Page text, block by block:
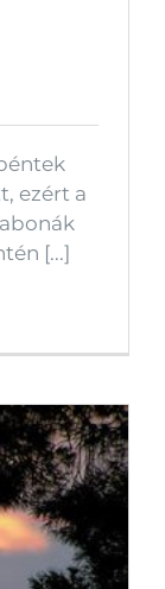
ezért a
[...]